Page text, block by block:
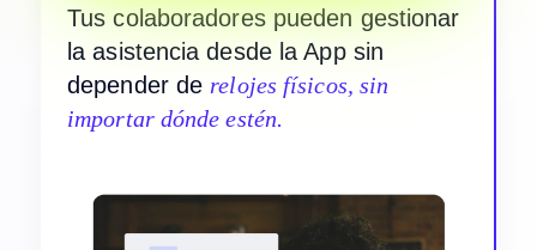
Tus colaboradores pueden gestionar
la asistencia desde la App sin
depender de relojes físicos, sin
importar dónde estén.